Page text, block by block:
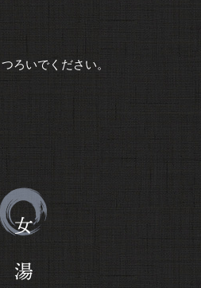
ろいでください。